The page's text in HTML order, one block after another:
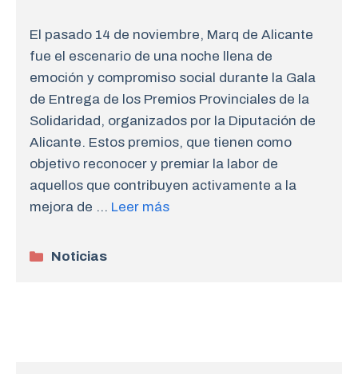
El pasado 14 de noviembre, Marq de Alicante
fue el escenario de una noche llena de
emoción y compromiso social durante la Gala
de Entrega de los Premios Provinciales de la
Solidaridad, organizados por la Diputación de
Alicante. Estos premios, que tienen como
objetivo reconocer y premiar la labor de
aquellos que contribuyen activamente a la
mejora de … Leer más
Categorías
Noticias